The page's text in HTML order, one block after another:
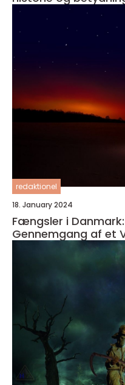
redaktionel
18. January 2024
Fængsler i
Gennemgang af et